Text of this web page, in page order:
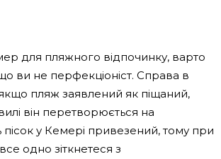
для пляжного відпочинку, варто
ви не перфекціоніст. Справа в
пляж заявлений як піщаний,
він перетворюється на
пісок у Кемері привезений, тому при
одно зіткнетеся з